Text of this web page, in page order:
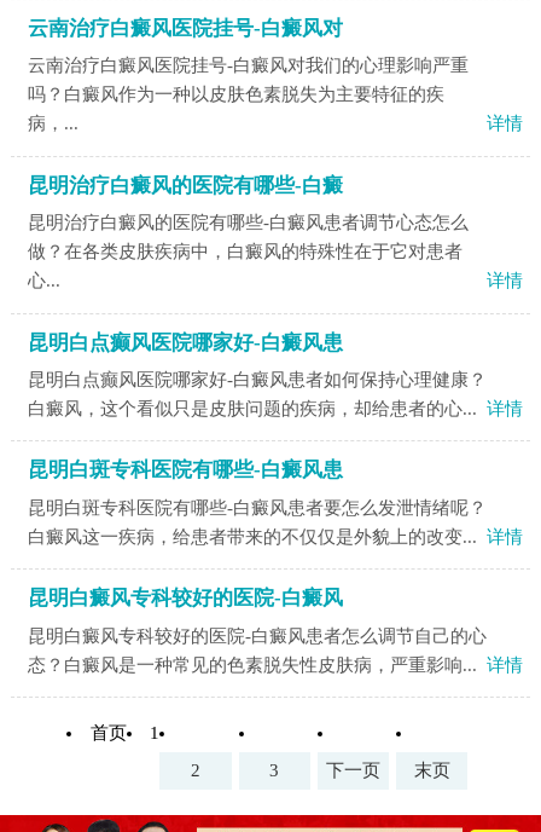
云南治疗白癜风医院挂号-白癜风对
云南治疗白癜风医院挂号-白癜风对我们的心理影响严重
吗？白癜风作为一种以皮肤色素脱失为主要特征的疾
病，...
详情
昆明治疗白癜风的医院有哪些-白癜
昆明治疗白癜风的医院有哪些-白癜风患者调节心态怎么
做？在各类皮肤疾病中，白癜风的特殊性在于它对患者
心...
详情
昆明白点癫风医院哪家好-白癜风患
昆明白点癫风医院哪家好-白癜风患者如何保持心理健康？
白癜风，这个看似只是皮肤问题的疾病，却给患者的心... 详情
昆明白斑专科医院有哪些-白癜风患
昆明白斑专科医院有哪些-白癜风患者要怎么发泄情绪呢？
白癜风这一疾病，给患者带来的不仅仅是外貌上的改变... 详情
昆明白癜风专科较好的医院-白癜风
昆明白癜风专科较好的医院-白癜风患者怎么调节自己的心
态？白癜风是一种常见的色素脱失性皮肤病，严重影响... 详情
首页
1
2
3 下一页 末页